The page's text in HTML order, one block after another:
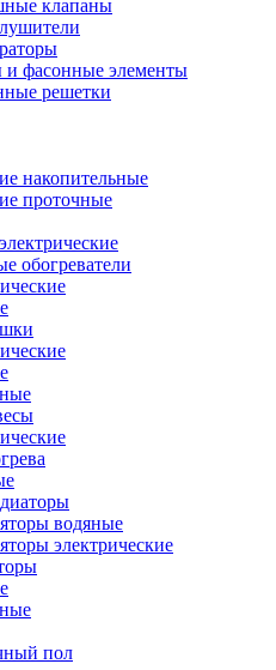
клапаны
и фасонные элементы
решетки
накопительные
проточные
обогреватели
водяные
электрические
пол